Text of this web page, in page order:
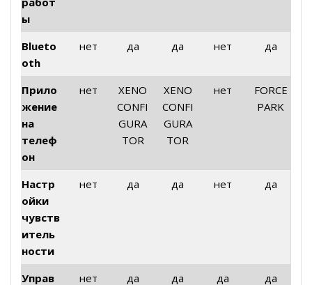
ы
Blueto
oth
нет да да нет да
Прило
жение
на
телеф
он
нет
XENO
CONFI
GURA
TOR
XENO
CONFI
GURA
TOR
нет
FORCE
PARK
Настр
ойки
чувств
итель
ности
нет да да нет да
Управ
нет да да да да